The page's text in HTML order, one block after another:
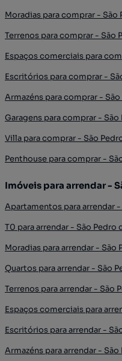
Moradias para comprar - São
Terrenos para comprar - São
Espaços comerciais para
Escritórios para comprar -
Armazéns para comprar -
Garagens para comprar - São
Villa para comprar - São
Penthouse para comprar -
Imóveis para arrendar -
Apartamentos para arrendar
T0 para arrendar - São Pedro
Moradias para arrendar - São
Quartos para arrendar - São
Terrenos para arrendar - São
Espaços comerciais para
Escritórios para arrendar -
Armazéns para arrendar -